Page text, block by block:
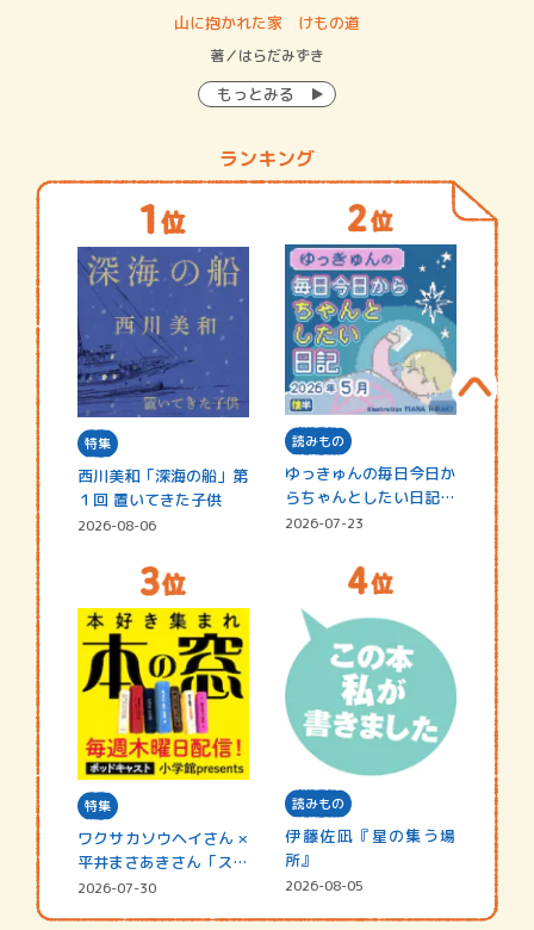
山に抱かれた家 けもの道
著／はらだみずき
もっとみる
ランキング
特集
西川美和「深海の船」第
１回 置いてきた子供
2026-08-06
読みもの
ゆっきゅんの毎日今日か
らちゃんとしたい日記
☆202…
2026-07-23
特集
ワクサカソウヘイさん ×
平井まさあきさん「スペ
シャ…
2026-07-30
読みもの
伊藤佐凪『星の集う場
所』
2026-08-05